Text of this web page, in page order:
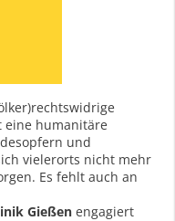
eine humanitäre
und
vielerorts nicht mehr
Es fehlt auch an
Gießen engagiert